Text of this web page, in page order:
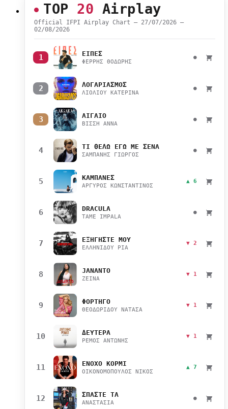
TOP 20 Airplay
Official IFPI Airplay Chart — 27/07/2026 –
02/08/2026
1 ΕΙΠΕΣ
ΦΕΡΡΗΣ ΘΟΔΩΡΗΣ
●
2 ΛΟΓΑΡΙΑΣΜΟΣ
ΛΙΟΛΙΟΥ ΚΑΤΕΡΙΝΑ
●
3 ΑΙΓΑΙΟ
ΒΙΣΣΗ ΑΝΝΑ
●
4 ΤΙ ΘΕΛΩ ΕΓΩ ΜΕ ΣΕΝΑ
ΣΑΜΠΑΝΗΣ ΓΙΩΡΓΟΣ
●
5 ΚΑΜΠΑΝΕΣ
ΑΡΓΥΡΟΣ ΚΩΝΣΤΑΝΤΙΝΟΣ
▲ 6
6 DRACULA
TAME IMPALA
●
7 ΕΞΗΓΗΣΤΕ ΜΟΥ
ΕΛΛΗΝΙΔΟΥ ΡΙΑ
▼ 2
8 JANANTO
ZEINA
▼ 1
9 ΦΟΡΤΗΓΟ
ΘΕΟΔΩΡΙΔΟΥ ΝΑΤΑΣΑ
▼ 1
10 ΔΕΥΤΕΡΑ
ΡΕΜΟΣ ΑΝΤΩΝΗΣ
▼ 1
11 ΕΝΟΧΟ ΚΟΡΜΙ
ΟΙΚΟΝΟΜΟΠΟΥΛΟΣ ΝΙΚΟΣ
▲ 7
12 ΣΠΑΣΤΕ ΤΑ
ΑΝΑΣΤΑΣΙΑ
●